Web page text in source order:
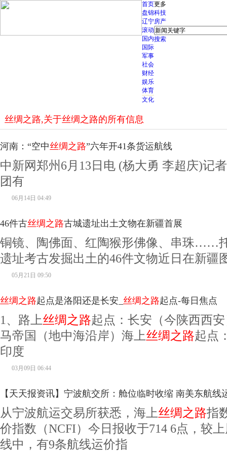
首页
盘锦
辽宁
滚动
国内
国际
军事
社会
财经
娱乐
体育
文化
更多
科技
房产
搜索
丝绸之路,关于丝绸之路的所有信息
河南：“空中丝绸之路”六年开41条货运航线
中新网郑州6月13日电 (杨大勇 李超庆)记
团有
06月14日 04:49
46件古丝绸之路古城遗址出土文物在新疆首展
铜镜、陶佛面、红陶猴形佛像、串珠……
遗址考古发掘出土的46件文物近日在新疆
05月21日 09:50
丝绸之路起点是洛阳还是长安_ 丝绸之路起点-每日焦点
1、路上丝绸之路起点：长安（今陕西西
马帝国（地中海沿岸）海上丝绸之路起点
印度
03月09日 06:44
【天天报资讯】宁波航交所：舱位临时收缩 南美东航线
从宁波航运交易所获悉，海上丝绸之路指
价指数（NCFI）今日报收于714 6点，较
线中，有9条航线运价指